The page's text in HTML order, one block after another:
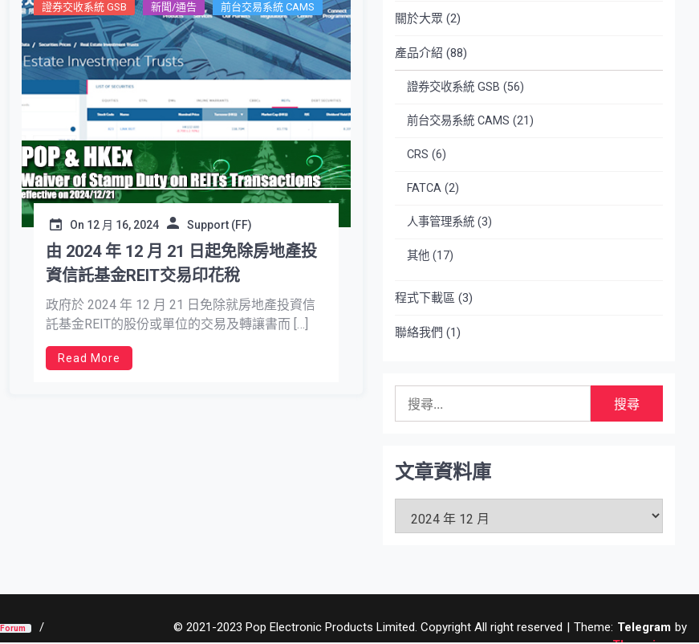
證券交收系統 GSB 新聞/通告 前台交易系統 CAMS
On 12 月 16, 2024 Support (FF)
由 2024 年 12 月 21 日起免除房地產投
資信託基金REIT交易印花稅
政府於 2024 年 12 月 21 日免除就房地產投資信
託基金REIT的股份或單位的交易及轉讓書而 […]
Read More
關於大眾 (2)
產品介紹 (88)
證券交收系統 GSB (56)
前台交易系統 CAMS (21)
CRS (6)
FATCA(2)
人事管理系統(3)
其他(17)
程式下載區 (3)
聯絡我們 (1)
字:
文章資料庫
資
Forum © 2021-2023 Pop Electronic Products Limited. Copyright All right reserved | Theme: Telegram by